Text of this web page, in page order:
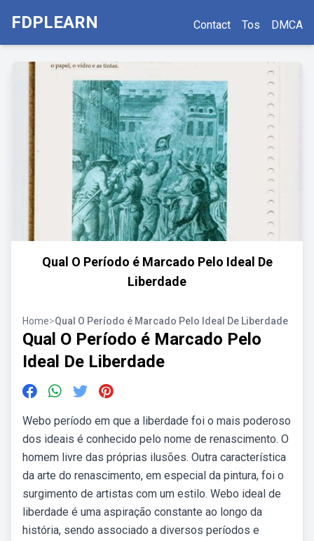
FDPLEARN Contact Tos DMCA
Qual O Período é Marcado Pelo Ideal De
Liberdade
Home>Qual O Período é Marcado Pelo Ideal De Liberdade
Qual O Período é Marcado Pelo
Ideal De Liberdade
Webo período em que a liberdade foi o mais poderoso
dos ideais é conhecido pelo nome de renascimento. O
homem livre das próprias ilusões. Outra característica
da arte do renascimento, em especial da pintura, foi o
surgimento de artistas com um estilo. Webo ideal de
liberdade é uma aspiração constante ao longo da
história, sendo associado a diversos períodos e